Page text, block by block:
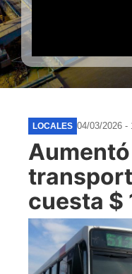
LOCALES 04/03/2026 -
cuesta $